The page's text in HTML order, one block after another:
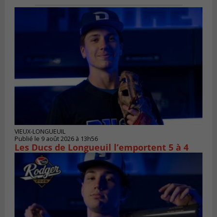
VIEUX-LONGUEUIL
Publié le 9 août 2026 à 13h56
Les Ducs de Longueuil l’emportent 5 à 4